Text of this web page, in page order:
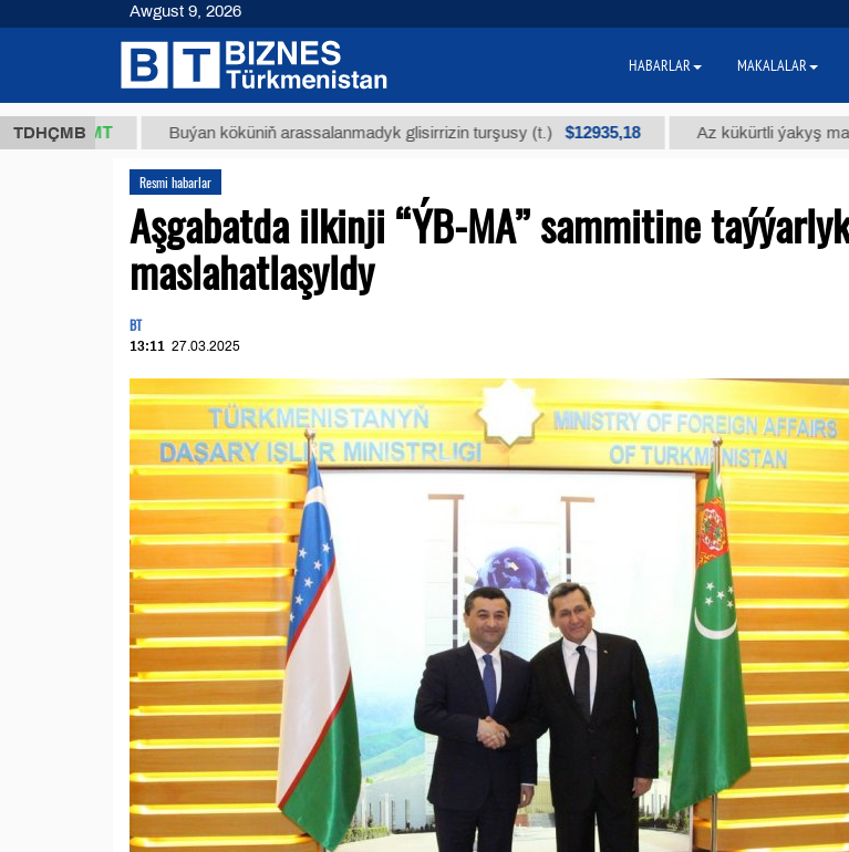
TDHÇMB
ТМТ Buýan köküniň arassalanmadyk glisirrizin turşusy (t.) $12935,18 Az kükürtli ýakyş mazudy (t.)
Resmi habarlar
Aşgabatda ilkinji “ÝB-MA” sammitine
maslahatlaşyldy
BT
13:11 27.03.2025
Awgust 9, 2026
HABARLAR MAKALALAR